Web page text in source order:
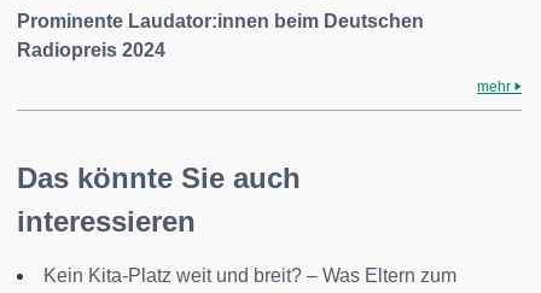
Prominente Laudator:innen beim Deutschen
Radiopreis 2024
mehr
Das könnte Sie auch
interessieren
Kein Kita-Platz weit und breit? – Was Eltern zum